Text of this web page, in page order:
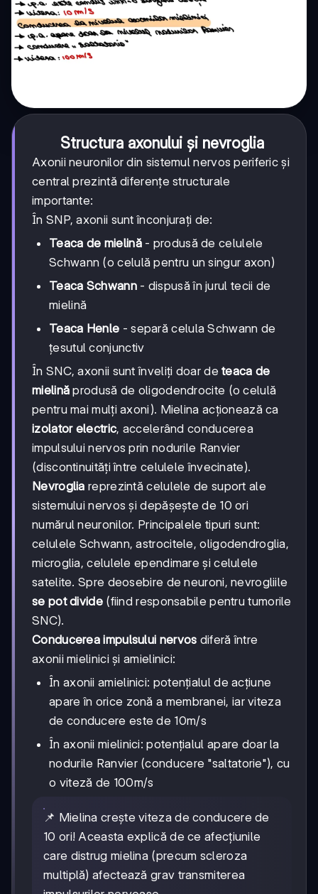
Structura axonului și nevroglia
Axonii neuronilor din sistemul nervos periferic și
central prezintă diferențe structurale
importante:
În SNP, axonii sunt înconjurați de:
Teaca de mielină- produsă de celulele
Schwann (o celulă pentru un singur axon)
Teaca Schwann- dispusă în jurul tecii de
mielină
Teaca Henle - separă celula Schwann de
țesutul conjunctiv
În SNC, axonii sunt înveliți doar deteaca de
mielină produsă de oligodendrocite (o celulă
pentru mai mulți axoni). Mielina acționează ca
izolator electric, accelerând conducerea
impulsului nervos prin nodurile Ranvier
(discontinuități între celulele învecinate).
Nevroglia reprezintă celulele de suport ale
sistemului nervos și depășește de 10 ori
numărul neuronilor. Principalele tipuri sunt:
celulele Schwann, astrocitele, oligodendroglia,
microglia, celulele ependimare și celulele
satelite. Spre deosebire de neuroni, nevrogliile
se pot divide(fiind responsabile pentru tumorile
SNC).
Conducerea impulsului nervos diferă între
axonii mielinici și amielinici:
În axonii amielinici: potențialul de acțiune
apare în orice zonă a membranei, iar viteza
de conducere este de 10m/s
În axonii mielinici: potențialul apare doar la
nodurile Ranvier (conducere "saltatorie"), cu
o viteză de 100m/s
📌 Mielina crește viteza de conducere de
10 ori! Aceasta explică de ce afecțiunile
care distrug mielina (precum scleroza
multiplă) afectează grav transmiterea